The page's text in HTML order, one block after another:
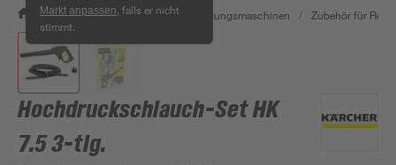
Markt anpassen , falls er nicht
stimmt.
/ Werkstatt & Maschinen / Reinigungsmaschinen / Zubehör für
Hochdruckschlauch-Set HK
7.5 3-tlg.